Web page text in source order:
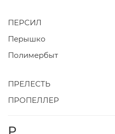
ПЕРСИЛ
Перышко
Полимербыт
ПРЕЛЕСТЬ
ПРОПЕЛЛЕР
Р